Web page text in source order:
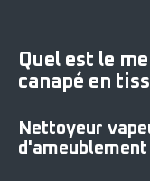
Quel est le
canapé en
Nettoyeur
d'ameublement